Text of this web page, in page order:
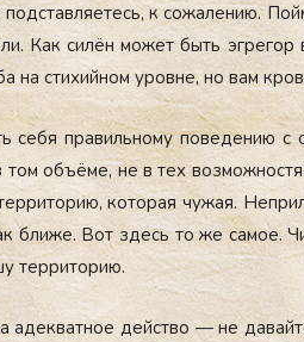
к со­жале­нию.
Как си­лён мо­жет быть
на сти­хий­ном уров­не, но вам
се­бя пра­виль­но­му по­веде­нию
объ­ёме, не в тех
ко­торая чу­жая.
бли­же. Вот здесь то же са­мое.
тер­ри­торию.
дей­ство — не